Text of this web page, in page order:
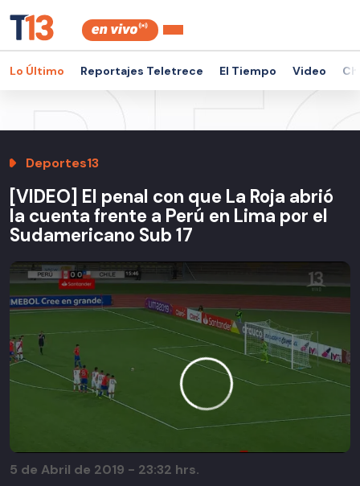
Lo Último Reportajes Teletrece El Tiempo Video
Deportes13
[VIDEO] El penal con que La Roja abrió
la cuenta frente a Perú en Lima por el
Sudamericano Sub 17
5 de Abril de 2019 - 23:32 hrs.